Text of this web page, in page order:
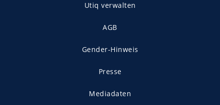
Utiq verwalten
AGB
Gender-Hinweis
Presse
Mediadaten